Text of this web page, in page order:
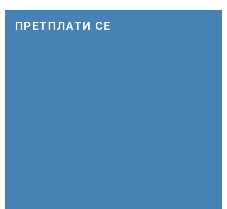
ПРЕТПЛАТИ СЕ